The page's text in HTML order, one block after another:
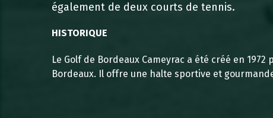
également de deux courts de tennis.
HISTORIQUE
Le Golf de Bordeaux Cameyrac a été créé en
Bordeaux. Il offre une halte sportive et